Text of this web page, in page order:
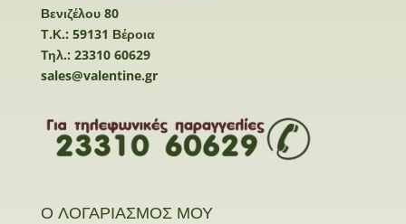
Βενιζέλου 80
Τ.Κ.: 59131 Βέροια
Τηλ.: 23310 60629
sales@valentine.gr
Ο ΛΟΓΑΡΙΑΣΜΟΣ ΜΟΥ